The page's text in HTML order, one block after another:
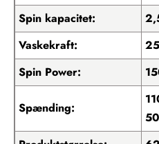
Spin kapacitet:
Vaskekraft:
Spin Power:
Spænding: